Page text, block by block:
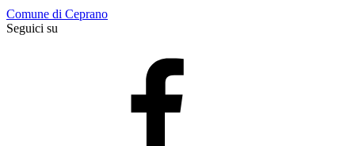
Comune di Ceprano
Seguici su